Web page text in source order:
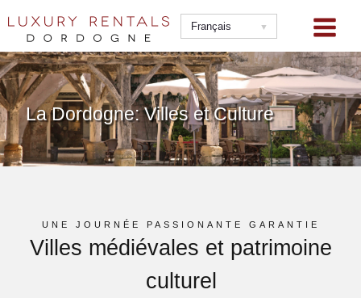
au
contenu
Français
La Dordogne: Villes et Culture
UNE JOURNÉE PASSIONANTE GARANTIE
Villes médiévales et patrimoine
culturel